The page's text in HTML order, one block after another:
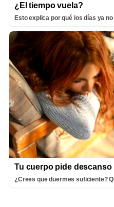
¿El tiempo vuela?
Esto explica por qué los días ya
Tu cuerpo pide descanso
¿Crees que duermes suficiente?